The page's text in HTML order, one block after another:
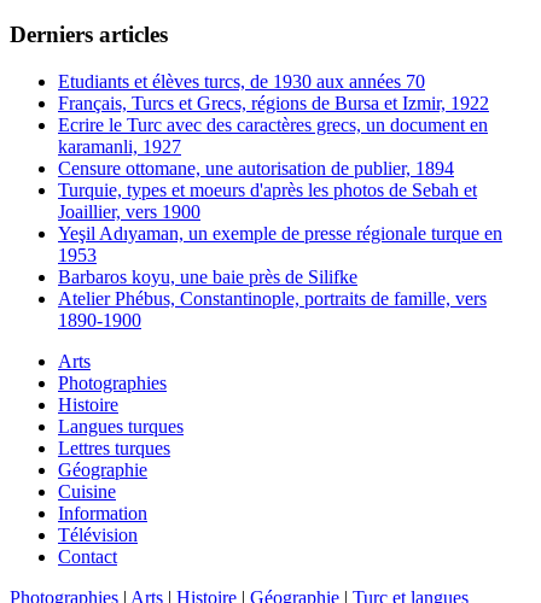
Derniers articles
Etudiants et élèves turcs, de 1930 aux années 70
Français, Turcs et Grecs, régions de Bursa et Izmir, 1922
Ecrire le Turc avec des caractères grecs, un document en
karamanli, 1927
Censure ottomane, une autorisation de publier, 1894
Turquie, types et moeurs d'après les photos de Sebah et
Joaillier, vers 1900
Yeşil Adıyaman, un exemple de presse régionale turque en
1953
Barbaros koyu, une baie près de Silifke
Atelier Phébus, Constantinople, portraits de famille, vers
1890-1900
Arts
Photographies
Histoire
Langues turques
Lettres turques
Géographie
Cuisine
Information
Télévision
Contact
Photographies | Arts | Histoire | Géographie | Turc et langues